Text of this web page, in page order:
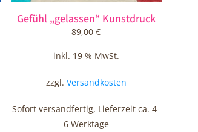
Gefühl „gelassen“ Kunstdruck
89,00€
inkl. 19 % MwSt.
zzgl. Versandkosten
Sofort versandfertig, Lieferzeit ca. 4-
6 Werktage